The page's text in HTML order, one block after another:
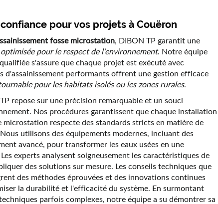
pour vos projets à Couëron
fosse microstation , DIBON TP garantit une
optimisée pour le respect de l'environnement. Notre équipe
s'assure que chaque projet est exécuté avec
d'assainissement performants offrent une gestion efficace
pour les habitats isolés ou les zones rurales.
repose sur une précision remarquable et un souci
Nos procédures garantissent que chaque installation
microstation respecte des standards stricts en matière de
utilisons des équipements modernes, incluant des
avancé, pour transformer les eaux usées en une
experts analysent soigneusement les caractéristiques de
des solutions sur mesure. Les conseils techniques que
des méthodes éprouvées et des innovations continues
la durabilité et l'efficacité du système. En surmontant
parfois complexes, notre équipe a su démontrer sa